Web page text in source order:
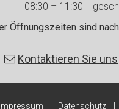
08:30 – 11:30
Öffnungszeiten sind
Kontaktieren Sie uns
Impressum Datenschutz